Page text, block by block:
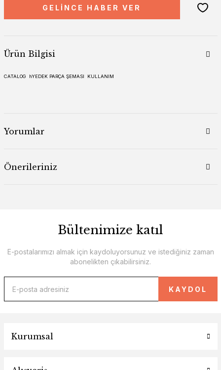
GELİNCE HABER VER
Ürün Bilgisi
CATALOG hYEDEK PARÇA ŞEMASI KULLANIM
Yorumlar
Önerileriniz
Bültenimize katıl
E-postalarımızı almak için kaydoluyorsunuz ve istediğiniz zaman
abonelikten çıkabilirsiniz.
KAYDOL
Kurumsal